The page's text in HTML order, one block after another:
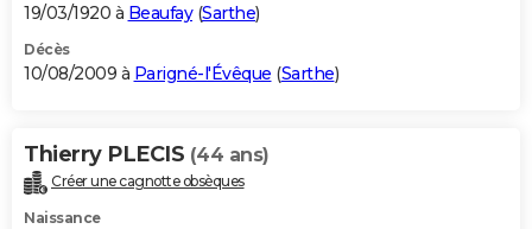
19/03/1920 à Beaufay(Sarthe)
Décès
10/08/2009 à Parigné-l'Évêque (Sarthe)
Thierry PLECIS (44 ans)
Créer une cagnotte obsèques
Naissance